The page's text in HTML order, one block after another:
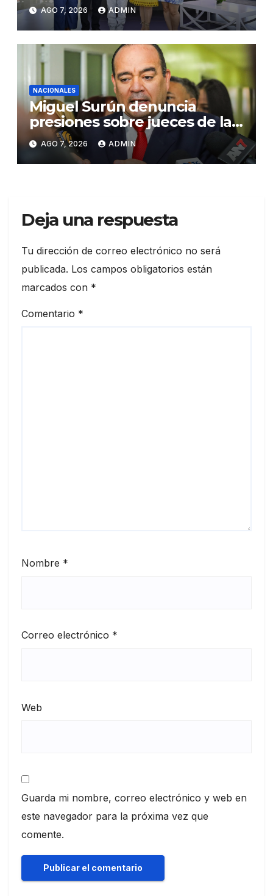
Congreso de Artesanos de
Santiago
AGO 7, 2026 ADMIN
NACIONALES
Miguel Surún denuncia
presiones sobre jueces de la
Suprema Corte de Justicia
AGO 7, 2026 ADMIN
Deja una respuesta
Tu dirección de correo electrónico no será
publicada. Los campos obligatorios están
marcados con *
Comentario *
Nombre *
Correo electrónico *
Web
Guarda mi nombre, correo electrónico y web en
este navegador para la próxima vez que
comente.